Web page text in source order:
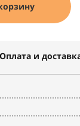
Оплата и